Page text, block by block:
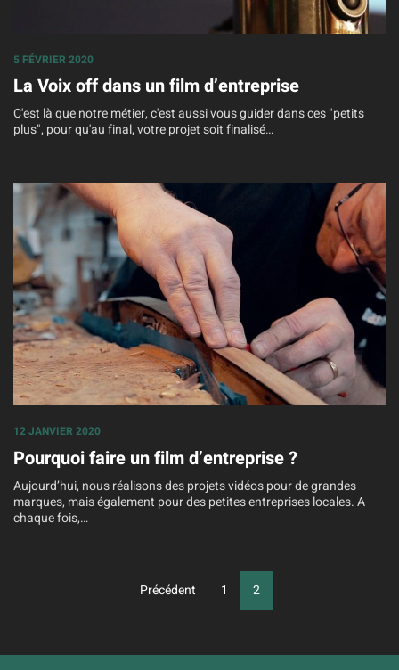
5 FÉVRIER 2020
La Voix off dans un film d’entreprise
C'est là que notre métier, c'est aussi vous guider dans ces "petits
plus", pour qu'au final, votre projet soit finalisé…
12 JANVIER 2020
Pourquoi faire un film d’entreprise ?
Aujourd’hui, nous réalisons des projets vidéos pour de grandes
marques, mais également pour des petites entreprises locales. A
chaque fois,…
Précédent 1 2